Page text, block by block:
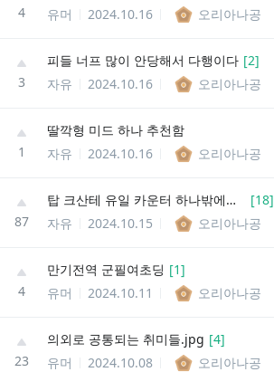
4
유머
2024.10.16 오리아나공
3
피들 너프 많이 안당해서 다행이다 [2]
자유
2024.10.16 오리아나공
1
딸깍형 미드 하나 추천함
자유
2024.10.16 오리아나공
87
탑 크산테 유일 카운터 하나밖에없음 [18]
자유
2024.10.15 오리아나공
4
만기전역 군필여초딩 [1]
유머
2024.10.11 오리아나공
23
의외로 공통되는 취미들.jpg [4]
유머
2024.10.08 오리아나공